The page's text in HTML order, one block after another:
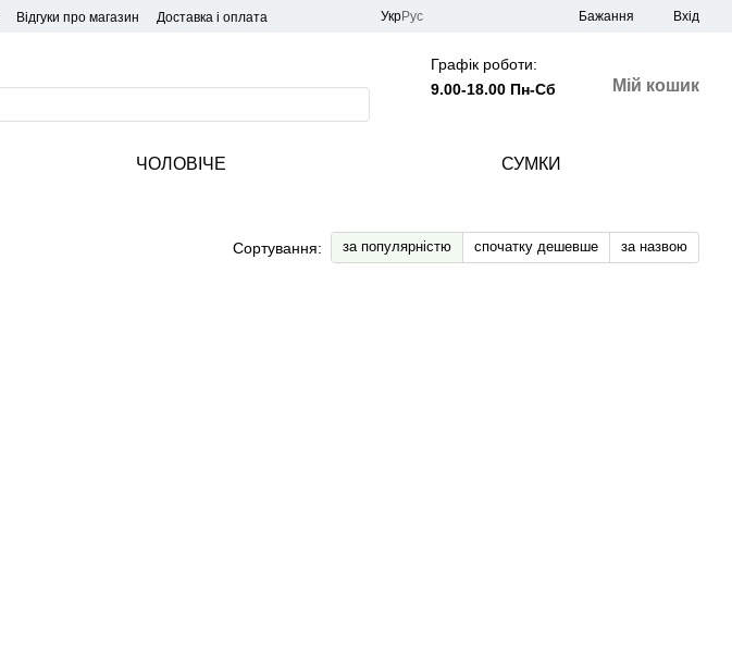
Відгуки про магазин Доставка і оплата УкрРус Бажання Вхід
Графік роботи:
9.00-18.00 Пн-Сб
Мій кошик
ЧОЛОВІЧЕ СУМКИ
Сортування: за популярністю спочатку дешевше за назвою